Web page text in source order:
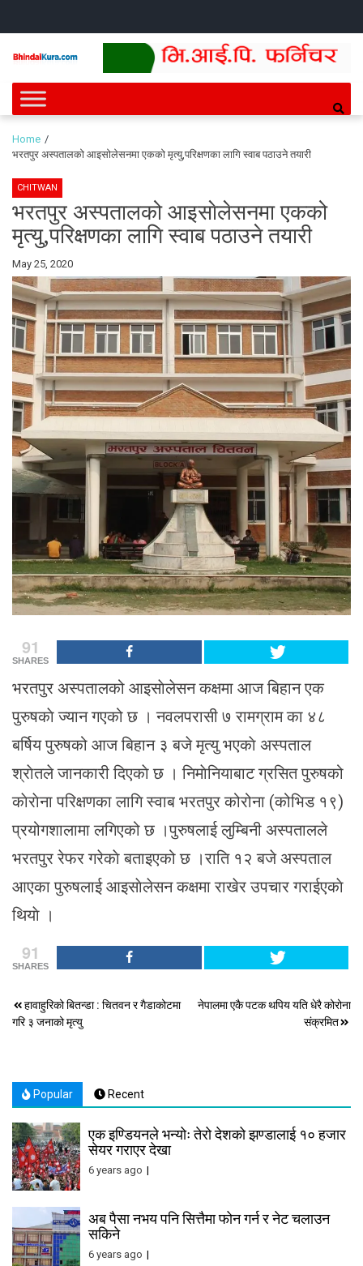
Bhindai Kura
News and entertainment.
Home
भरतपुर अस्पतालको आइसाेलेसनमा एकको मृत्यु,परिक्षणका लागि स्वाब पठाउने तयारी
CHITWAN
भरतपुर अस्पतालको आइसाेलेसनमा एकको
मृत्यु,परिक्षणका लागि स्वाब पठाउने तयारी
By
Bhindai
Kura
May 25, 2020
91
SHARES
भरतपुर अस्पतालको आइसाेलेसन कक्षमा आज बिहान एक
पुरुषकाे ज्यान गएको छ । नवलपरासी ७ रामग्राम का ४८
बर्षिय पुरुषको आज बिहान ३ बजे मृत्यु भएकाे अस्पताल
श्राेतले जानकारी दिएकाे छ । निमाेनियाबाट ग्रसित पुरुषको
काेराेना परिक्षणका लागि स्वाब भरतपुर कोरोना (कोभिड १९)
प्रयोगशालामा लगिएको छ ।पुरुषलाई लुम्बिनी अस्पतालले
भरतपुर रेफर गरेकाे बताइएको छ ।राति १२ बजे अस्पताल
आएका पुरुषलाई आइसाेलेसन कक्षमा राखेर उपचार गराईएकाे
थियाे ।
91
SHARES
Post
navigation
हावाहुरिको बितन्डा : चितवन र गैडाकोटमा
गरि ३ जनाको मृत्यु
नेपालमा एकै पटक थपिय यति धेरै कोरोना
संक्रमित
Popular Recent
एक इण्डियनले भन्योः तेरो देशको झण्डालाई १० हजार
सेयर गराएर देखा
6 years ago
अब पैसा नभय पनि सित्तैमा फोन गर्न र नेट चलाउन
सकिने
6 years ago